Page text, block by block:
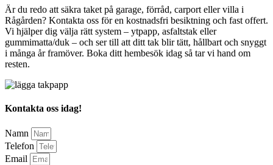
Är du redo att säkra taket på garage, förråd, carport eller villa i
Rågården? Kontakta oss för en kostnadsfri besiktning och fast offert.
Vi hjälper dig välja rätt system – ytpapp, asfaltstak eller
gummimatta/duk – och ser till att ditt tak blir tätt, hållbart och snyggt
i många år framöver. Boka ditt hembesök idag så tar vi hand om
resten.
Kontakta oss idag!
Namn
Telefon
Email